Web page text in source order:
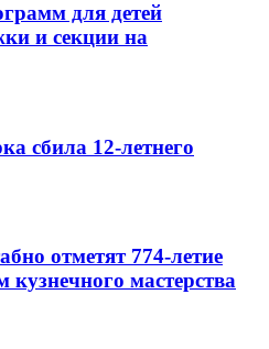
для детей
и секции на
сбила 12-летнего
отметят 774-летие
кузнечного мастерства